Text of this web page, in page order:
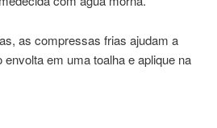
as compressas frias ajudam a
em uma toalha e aplique na